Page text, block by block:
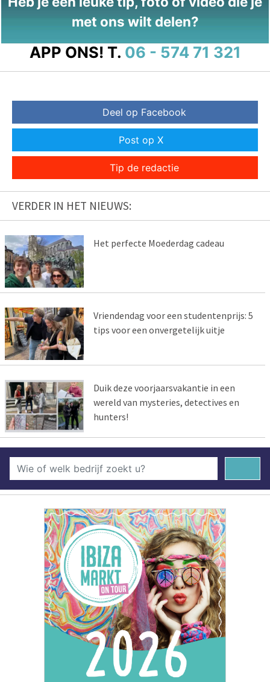
met ons wilt delen?
APP ONS! T. 06 - 574 71 321
Deel op Facebook
Post op X
Tip de redactie
VERDER IN HET NIEUWS:
Het perfecte Moederdag cadeau
Vriendendag voor een studentenprijs: 5
tips voor een onvergetelijk uitje
Duik deze voorjaarsvakantie in een
wereld van mysteries, detectives en
hunters!